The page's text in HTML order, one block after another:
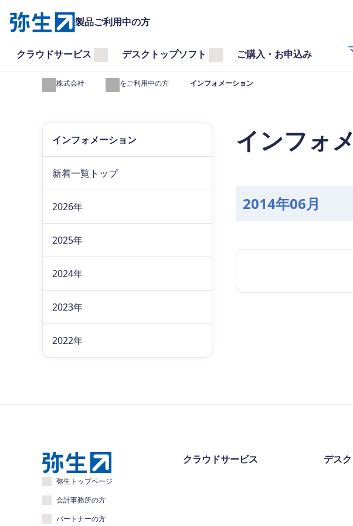
製品ご利用中の方
クラウドサービス デスクトップソフト ご購入・お申込み
弥生株式会社 製品をご利用中の方 インフォメーション
インフォ
2014年06月
インフォメーション
新着一覧トップ
2026年
2025年
2024年
2023年
2022年
弥生トップページ
会計事務所の方
パートナーの方
クラウドサービス デス